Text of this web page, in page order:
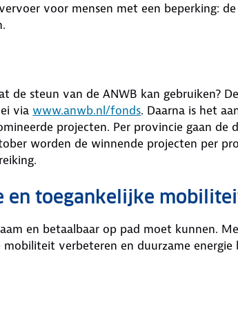
voor mensen met een beperking:
steun van de ANWB kan gebruiken?
via www.anwb.nl/fonds. Daarna is het
projecten. Per provincie gaan de
worden de winnende projecten per
en toegankelijke
en betaalbaar op pad moet kunnen.
verbeteren en duurzame energie